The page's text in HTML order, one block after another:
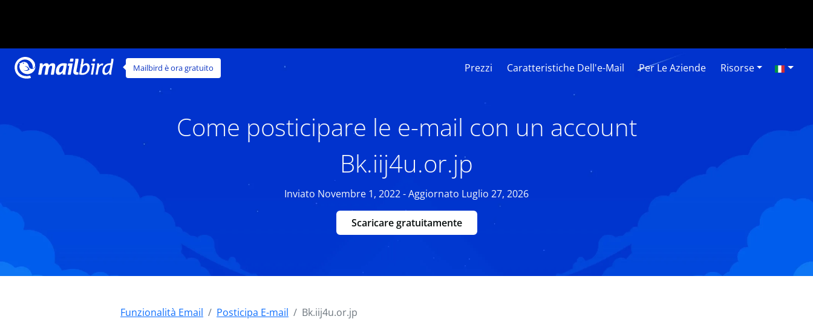
Mailbird è ora gratuito Prezzi Caratteristiche Dell'e-Mail Per Le Aziende Risorse
Come posticipare le e-mail con un account
Bk.iij4u.or.jp
Inviato Novembre 1, 2022 - Aggiornato Luglio 27, 2026
Scaricare gratuitamente
Funzionalità Email Posticipa E-mail Bk.iij4u.or.jp